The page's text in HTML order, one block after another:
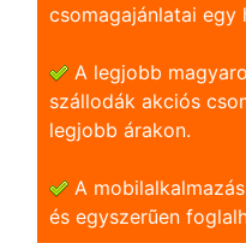
csomagajánlatai egy
A legjobb
szállodák akciós
legjobb árakon.
A
és egyszerũen